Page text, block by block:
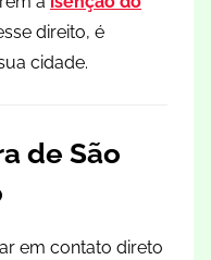
direito, é
cidade.
de São
em contato direto